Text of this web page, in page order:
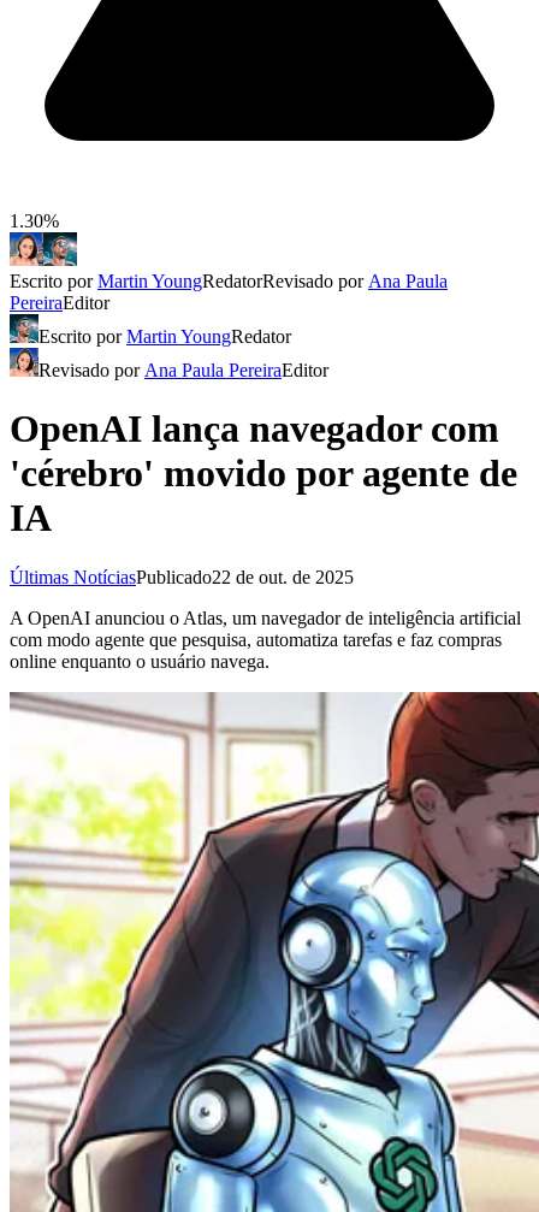
1.30%
Escrito porMartin YoungRedatorRevisado por Ana Paula
PereiraEditor
Escrito porMartin YoungRedator
Revisado por Ana Paula PereiraEditor
OpenAI lança navegador com
'cérebro' movido por agente de
IA
Últimas NotíciasPublicado22 de out. de 2025
A OpenAI anunciou o Atlas, um navegador de inteligência artificial
com modo agente que pesquisa, automatiza tarefas e faz compras
online enquanto o usuário navega.